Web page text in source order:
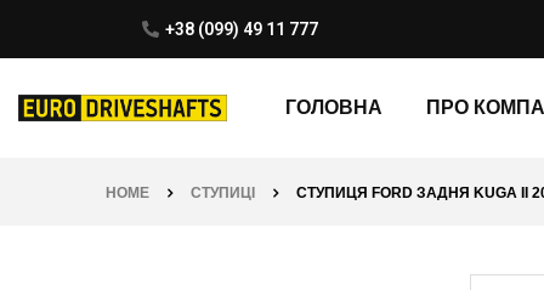
+38 (099) 49 11 777
ГОЛОВНА ПРО
HOME СТУПИЦІ СТУПИЦЯ FORD ЗАДНЯ KUGA II